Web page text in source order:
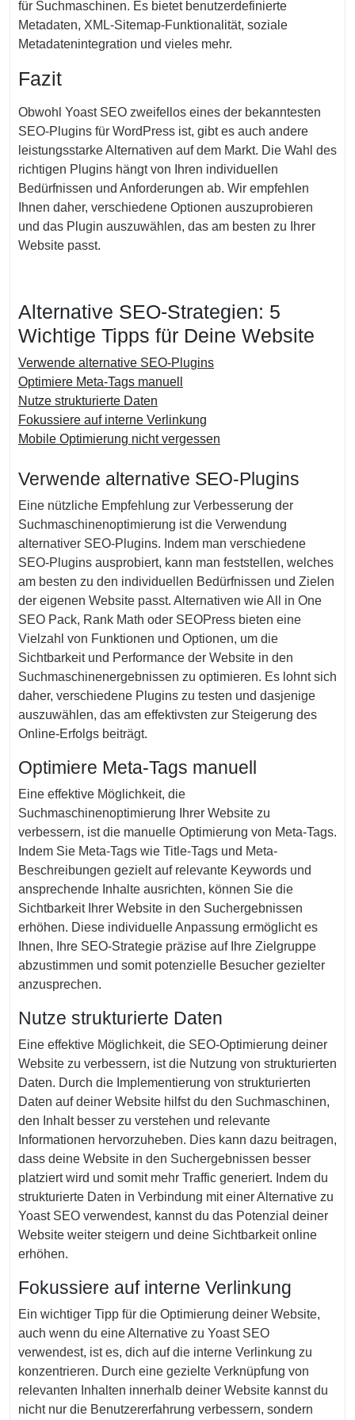
für Suchmaschinen. Es bietet benutzerdefinierte
Metadaten, XML-Sitemap-Funktionalität, soziale
Metadatenintegration und vieles mehr.
Fazit
Obwohl Yoast SEO zweifellos eines der bekanntesten
SEO-Plugins für WordPress ist, gibt es auch andere
leistungsstarke Alternativen auf dem Markt. Die Wahl des
richtigen Plugins hängt von Ihren individuellen
Bedürfnissen und Anforderungen ab. Wir empfehlen
Ihnen daher, verschiedene Optionen auszuprobieren
und das Plugin auszuwählen, das am besten zu Ihrer
Website passt.
Alternative SEO-Strategien: 5
Wichtige Tipps für Deine Website
Verwende alternative SEO-Plugins
Optimiere Meta-Tags manuell
Nutze strukturierte Daten
Fokussiere auf interne Verlinkung
Mobile Optimierung nicht vergessen
Verwende alternative SEO-Plugins
Eine nützliche Empfehlung zur Verbesserung der
Suchmaschinenoptimierung ist die Verwendung
alternativer SEO-Plugins. Indem man verschiedene
SEO-Plugins ausprobiert, kann man feststellen, welches
am besten zu den individuellen Bedürfnissen und Zielen
der eigenen Website passt. Alternativen wie All in One
SEO Pack, Rank Math oder SEOPress bieten eine
Vielzahl von Funktionen und Optionen, um die
Sichtbarkeit und Performance der Website in den
Suchmaschinenergebnissen zu optimieren. Es lohnt sich
daher, verschiedene Plugins zu testen und dasjenige
auszuwählen, das am effektivsten zur Steigerung des
Online-Erfolgs beiträgt.
Optimiere Meta-Tags manuell
Eine effektive Möglichkeit, die
Suchmaschinenoptimierung Ihrer Website zu
verbessern, ist die manuelle Optimierung von Meta-Tags.
Indem Sie Meta-Tags wie Title-Tags und Meta-
Beschreibungen gezielt auf relevante Keywords und
ansprechende Inhalte ausrichten, können Sie die
Sichtbarkeit Ihrer Website in den Suchergebnissen
erhöhen. Diese individuelle Anpassung ermöglicht es
Ihnen, Ihre SEO-Strategie präzise auf Ihre Zielgruppe
abzustimmen und somit potenzielle Besucher gezielter
anzusprechen.
Nutze strukturierte Daten
Eine effektive Möglichkeit, die SEO-Optimierung deiner
Website zu verbessern, ist die Nutzung von strukturierten
Daten. Durch die Implementierung von strukturierten
Daten auf deiner Website hilfst du den Suchmaschinen,
den Inhalt besser zu verstehen und relevante
Informationen hervorzuheben. Dies kann dazu beitragen,
dass deine Website in den Suchergebnissen besser
platziert wird und somit mehr Traffic generiert. Indem du
strukturierte Daten in Verbindung mit einer Alternative zu
Yoast SEO verwendest, kannst du das Potenzial deiner
Website weiter steigern und deine Sichtbarkeit online
erhöhen.
Fokussiere auf interne Verlinkung
Ein wichtiger Tipp für die Optimierung deiner Website,
auch wenn du eine Alternative zu Yoast SEO
verwendest, ist es, dich auf die interne Verlinkung zu
konzentrieren. Durch eine gezielte Verknüpfung von
relevanten Inhalten innerhalb deiner Website kannst du
nicht nur die Benutzererfahrung verbessern, sondern